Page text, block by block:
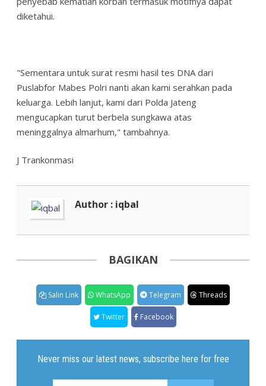
diketahui.
"Sementara untuk surat resmi hasil tes DNA dari
Puslabfor Mabes Polri nanti akan kami serahkan pada
keluarga. Lebih lanjut, kami dari Polda Jateng
mengucapkan turut berbela sungkawa atas
meninggalnya almarhum," tambahnya.
J Trankonmasi
Author : iqbal
BAGIKAN
Salin Link WhatsApp Telegram Threads
Twitter Facebook